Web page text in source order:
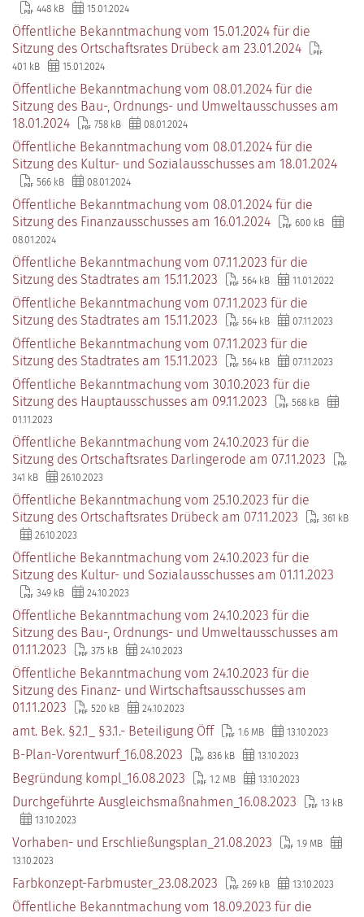
448 kB 15.01.2024
Öffentliche Bekanntmachung vom 15.01.2024 für die
Sitzung des Ortschaftsrates Drübeck am 23.01.2024
401 kB 15.01.2024
Öffentliche Bekanntmachung vom 08.01.2024 für die
Sitzung des Bau-, Ordnungs- und Umweltausschusses am
18.01.2024
758 kB 08.01.2024
Öffentliche Bekanntmachung vom 08.01.2024 für die
Sitzung des Kultur- und Sozialausschusses am 18.01.2024
566 kB 08.01.2024
Öffentliche Bekanntmachung vom 08.01.2024 für die
Sitzung des Finanzausschusses am 16.01.2024
600 kB
08.01.2024
Öffentliche Bekanntmachung vom 07.11.2023 für die
Sitzung des Stadtrates am 15.11.2023
564 kB 11.01.2022
Öffentliche Bekanntmachung vom 07.11.2023 für die
Sitzung des Stadtrates am 15.11.2023
564 kB 07.11.2023
Öffentliche Bekanntmachung vom 07.11.2023 für die
Sitzung des Stadtrates am 15.11.2023
564 kB 07.11.2023
Öffentliche Bekanntmachung vom 30.10.2023 für die
Sitzung des Hauptausschusses am 09.11.2023
568 kB
01.11.2023
Öffentliche Bekanntmachung vom 24.10.2023 für die
Sitzung des Ortschaftsrates Darlingerode am 07.11.2023
341 kB 26.10.2023
Öffentliche Bekanntmachung vom 25.10.2023 für die
Sitzung des Ortschaftsrates Drübeck am 07.11.2023
361 kB
26.10.2023
Öffentliche Bekanntmachung vom 24.10.2023 für die
Sitzung des Kultur- und Sozialausschusses am 01.11.2023
349 kB 24.10.2023
Öffentliche Bekanntmachung vom 24.10.2023 für die
Sitzung des Bau-, Ordnungs- und Umweltausschusses am
01.11.2023
375 kB 24.10.2023
Öffentliche Bekanntmachung vom 24.10.2023 für die
Sitzung des Finanz- und Wirtschaftsausschusses am
01.11.2023
520 kB 24.10.2023
amt. Bek. §2.1_ §3.1.- Beteiligung Öff 1.6 MB 13.10.2023
B-Plan-Vorentwurf_16.08.2023 836 kB 13.10.2023
Begründung kompl_16.08.2023 1.2 MB 13.10.2023
Durchgeführte Ausgleichsmaßnahmen_16.08.2023
13 kB
13.10.2023
Vorhaben- und Erschließungsplan_21.08.2023
1.9 MB
13.10.2023
Farbkonzept-Farbmuster_23.08.2023 269 kB 13.10.2023
Öffentliche Bekanntmachung vom 18.09.2023 für die